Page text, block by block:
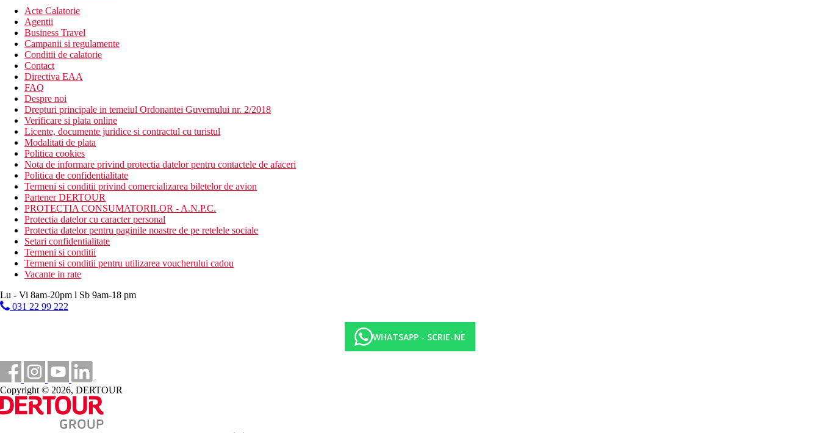
Acte Calatorie
Agentii
Business Travel
Campanii si regulamente
Conditii de calatorie
Contact
Directiva EAA
FAQ
Despre noi
Drepturi principale in temeiul Ordonantei Guvernului nr. 2/2018
Verificare si plata online
Licente, documente juridice si contractul cu turistul
Modalitati de plata
Politica cookies
Nota de informare privind protectia datelor pentru contactele de afaceri
Politica de confidentialitate
Termeni si conditii privind comercializarea biletelor de avion
Partener DERTOUR
PROTECTIA CONSUMATORILOR - A.N.P.C.
Protectia datelor cu caracter personal
Protectia datelor pentru paginile noastre de pe retelele sociale
Setari confidentialitate
Termeni si conditii
Termeni si conditii pentru utilizarea voucherului cadou
Vacante in rate
Lu - Vi 8am-20pm l Sb 9am-18 pm
031 22 99 222
WHATSAPP - SCRIE-NE
Copyright © 2026, DERTOUR